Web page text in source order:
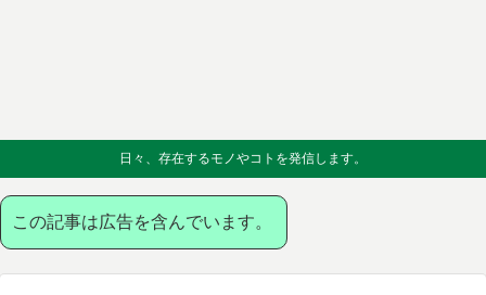
日々、存在するモノやコトを発信します。
この記事は広告を含んでいます。